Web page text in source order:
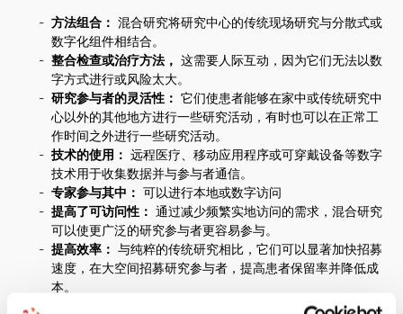
方法组合： 混合研究将研究中心的传统现场研究与分散式或
数字化组件相结合。
整合检查或治疗方法， 这需要人际互动，因为它们无法以数
字方式进行或风险太大。
研究参与者的灵活性： 它们使患者能够在家中或传统研究中
心以外的其他地方进行一些研究活动，有时也可以在正常工
作时间之外进行一些研究活动。
技术的使用： 远程医疗、移动应用程序或可穿戴设备等数字
技术用于收集数据并与参与者通信。
专家参与其中： 可以进行本地或数字访问
提高了可访问性： 通过减少频繁实地访问的需求，混合研究
可以使更广泛的研究参与者更容易参与。
提高效率： 与纯粹的传统研究相比，它们可以显著加快招募
速度，在大空间招募研究参与者，提高患者保留率并降低成
本。
混合方法有可能通过使用数字工具实现更频繁和